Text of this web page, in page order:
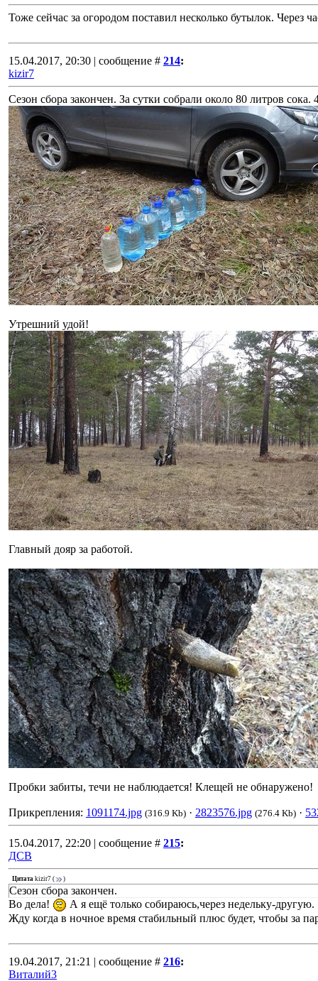
Тоже сейчас за огородом поставил несколько бутылок. Через
15.04.2017, 20:30 | сообщение # 214:
kizir7
Сезон сбора закончен. За сутки собрали около 80 литров
Утрешний удой!
Главный дояр за работой.
Пробки забиты, течи не наблюдается! Клещей не обнаружено!
Прикрепления: 1091174.jpg (316.9 Kb) · 2823576.jpg (276.4 Kb) ·
15.04.2017, 22:20 | сообщение # 215:
ДСВ
Цитата kizir7 ( )
Сезон сбора закончен.
Во дела!
А я ещё только собираюсь,через недельку-другую.
Жду когда в ночное время стабильный плюс будет, чтобы за
19.04.2017, 21:21 | сообщение # 216:
Виталий3